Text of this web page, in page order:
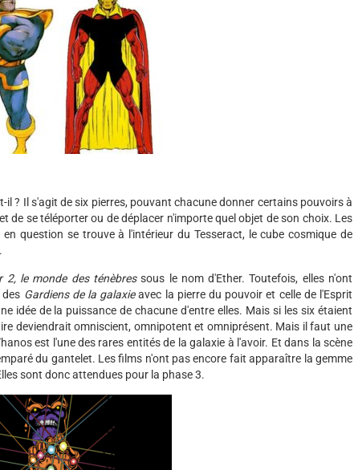
il ? Il s'agit de six pierres, pouvant chacune donner certains pouvoirs à
de se téléporter ou de déplacer n'importe quel objet de son choix. Les
question se trouve à l'intérieur du Tesseract, le cube cosmique de
.
2, le monde des ténèbressous le nom d'Ether. Toutefois, elles n'ont
Gardiens de la galaxieavec la pierre du pouvoir et celle de l'Esprit
idée de la puissance de chacune d'entre elles. Mais si les six étaient
deviendrait omniscient, omnipotent et omniprésent. Mais il faut une
est l'une des rares entités de la galaxie à l'avoir. Et dans la scène
du gantelet. Les films n'ont pas encore fait apparaître la gemme
sont donc attendues pour la phase 3.